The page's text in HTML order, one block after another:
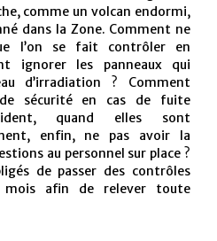
comme un volcan endormi,
dans la Zone. Comment ne
l’on se fait contrôler en
ignorer les panneaux qui
d’irradiation ? Comment
sécurité en cas de fuite
quand elles sont
enfin, ne pas avoir la
au personnel sur place ?
de passer des contrôles
mois afin de relever toute